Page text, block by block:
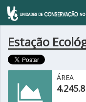
Estação
ÁREA